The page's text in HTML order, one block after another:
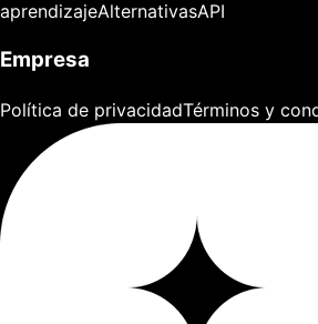
aprendizajeAlternativasAPI
Empresa
Política de privacidadTérminos y